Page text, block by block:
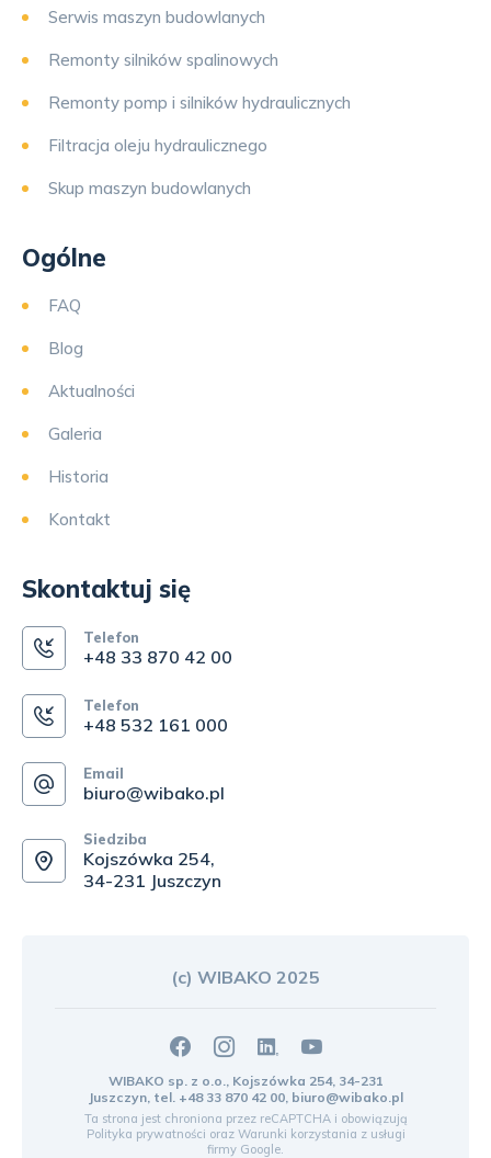
Serwis maszyn budowlanych
Remonty silników spalinowych
Remonty pomp i silników hydraulicznych
Filtracja oleju hydraulicznego
Skup maszyn budowlanych
Ogólne
FAQ
Blog
Aktualności
Galeria
Historia
Kontakt
Skontaktuj się
Telefon
+48 33 870 42 00
Telefon
+48 532 161 000
Email
biuro@wibako.pl
Siedziba
Kojszówka 254,
34-231 Juszczyn
(c) WIBAKO 2025
WIBAKO sp. z o.o., Kojszówka 254, 34-231
Juszczyn, tel. +48 33 870 42 00, biuro@wibako.pl
Ta strona jest chroniona przez reCAPTCHA i obowiązują
Polityka prywatności oraz Warunki korzystania z usługi
firmy Google.